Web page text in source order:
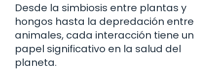
Desde la simbiosis entre plantas y
hongos hasta la depredación entre
animales, cada interacción tiene un
papel significativo en la salud del
planeta.